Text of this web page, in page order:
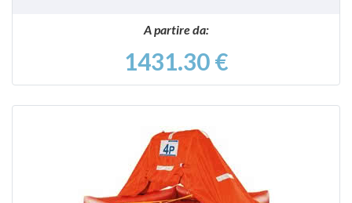
A partire da:
1431.30 €